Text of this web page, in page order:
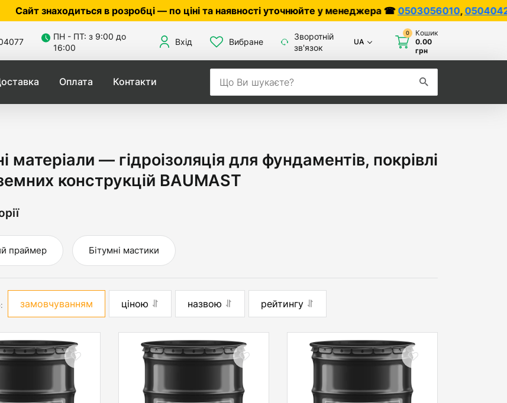
в розробці — по ціні та наявності уточнюйте у менеджера ☎0503056010,0504042070
ПН - ПТ: з 9:00 до
16:00
Вхід Вибране
Зворотній
зв'язок
UA
0
Кошик
0.00
грн
Оплата Контакти
матеріали — гідроізоляція для фундаментів, покрівлі
конструкцій BAUMAST
праймер Бітумні мастики
замовчуванням ціною назвою рейтингу